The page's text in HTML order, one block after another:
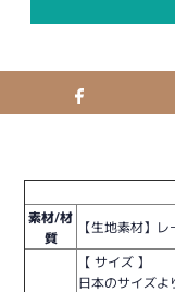
素材/材
質
【生地素材】
【 サイズ 】
日本のサイズよ